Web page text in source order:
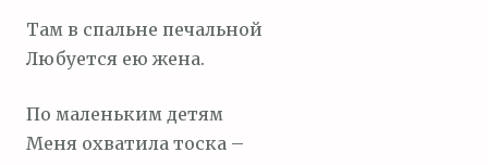
Там в спальне печальной
Любуется ею жена.
По маленьким детям
Меня охватила тоска –